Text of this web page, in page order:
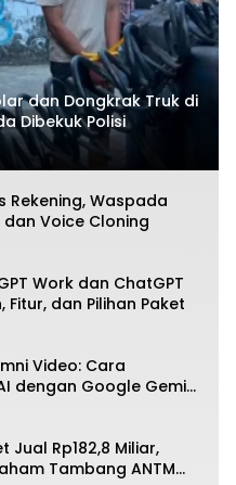
dan Dongkrak Truk di
Dibekuk Polisi
Rekening, Waspada
Voice Cloning
Work dan ChatGPT
Fitur, dan Pilihan Paket
Video: Cara
dengan Google Gemini
Jual Rp182,8 Miliar,
Tambang ANTM